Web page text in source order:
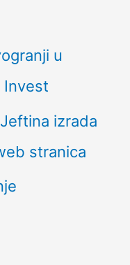
u
Invest
izrada
stranica